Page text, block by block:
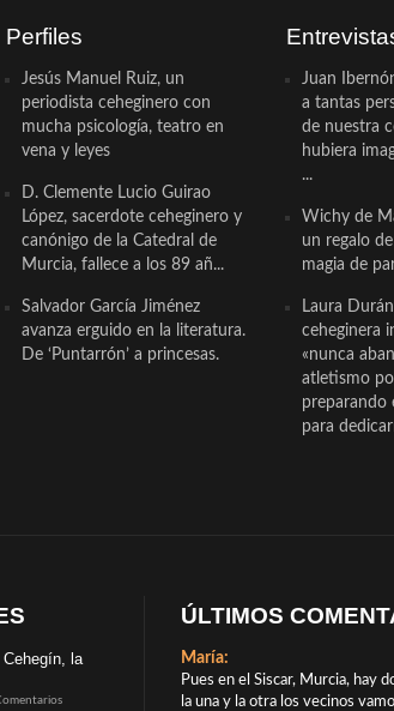
Perfiles
Jesús Manuel Ruiz, un
periodista ceheginero con
mucha psicología, teatro en
vena y leyes
D. Clemente Lucio Guirao
López, sacerdote ceheginero y
canónigo de la Catedral de
Murcia, fallece a los 89 añ...
Salvador García Jiménez
avanza erguido en la literatura.
De ‘Puntarrón’ a princesas.
Juan
a tantas
de nuestra
hubiera
...
Wichy de
un regalo
magia de
Laura
ceheginera
«nunca
atletismo
preparando
para
Cehegín, la
ÚLTIMOS
María:
Pues en el Siscar, Murcia, hay
la una y la otra los vecinos